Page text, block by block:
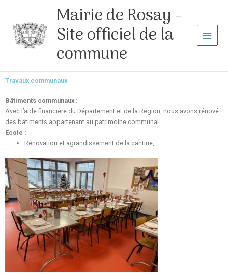
contenu
Mairie de Rosay -
Site officiel de la
commune
Travaux communaux
Bâtiments communaux :
Avec l’aide financière du Département et de la Région, nous avons rénové
des bâtiments appartenant au patrimoine communal.
Ecole :
Rénovation et agrandissement de la cantine,